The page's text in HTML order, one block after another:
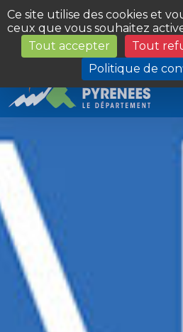
Panneau de gestion des cookies
Ce site utilise des cookies et
ceux que vous souhaitez
Tout accepter
Tout
Politique de